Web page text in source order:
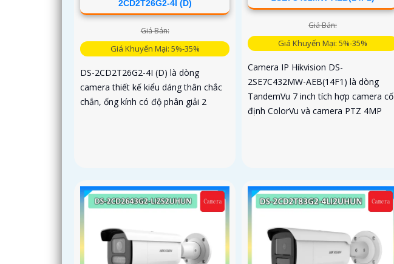
2CD2T26G2-4I (D)
Giá Bán:
Giá Khuyến Mại: 5%-35%
DS-2CD2T26G2-4I (D) là dòng
camera thiết kế kiểu dáng thân chắc
chắn, ống kính có độ phân giải 2
Giá Bán:
Giá Khuyến Mại: 5%-35%
Camera IP Hikvision DS-
2SE7C432MW-AEB(14F1) là dòng
TandemVu 7 inch tích hợp camera cố
định ColorVu và camera PTZ 4MP